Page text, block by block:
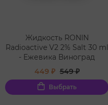
Жидкость RONIN
Radioactive V2 2% Salt 30 ml
- Ежевика Виноград
449 ₽ 549 ₽
Выбрать